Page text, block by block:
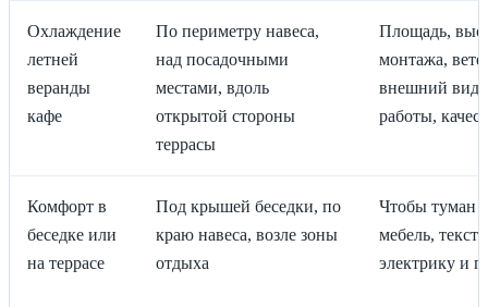
Охлаждение
летней
веранды
кафе
По периметру навеса,
над посадочными
местами, вдоль
открытой стороны
террасы
Площадь,
монтажа,
внешний
работы,
Комфорт в
беседке или
на террасе
Под крышей беседки, по
краю навеса, возле зоны
отдыха
Чтобы туман
мебель,
электрику и